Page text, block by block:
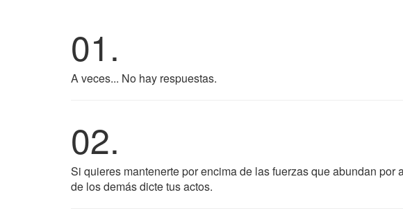
01.
A veces... No hay respuestas.
02.
Si quieres mantenerte por encima de las fuerzas que abundan por
de los demás dicte tus actos.